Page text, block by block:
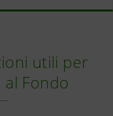
utili per
Fondo